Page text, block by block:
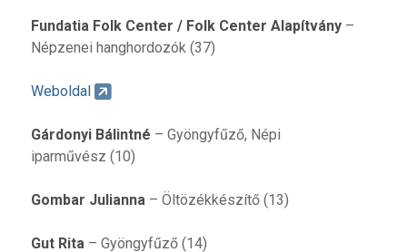
Fundatia Folk Center / Folk Center Alapítvány–
Népzenei hanghordozók (37)
Weboldal
Gárdonyi Bálintné – Gyöngyfűző, Népi
iparművész (10)
Gombar Julianna– Öltözékkészítő (13)
Gut Rita– Gyöngyfűző (14)